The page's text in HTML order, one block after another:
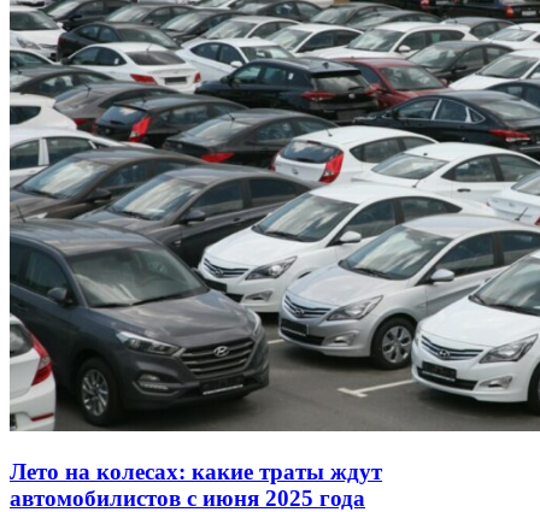
Лето на колесах: какие траты ждут
автомобилистов с июня 2025 года